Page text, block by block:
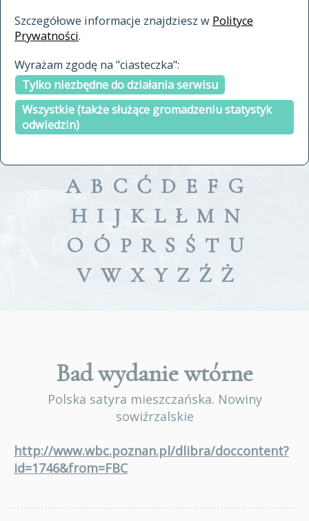
Szczegółowe informacje znajdziesz w Polityce
Prywatności.
Wyrażam zgodę na "ciasteczka":
Tylko niezbędne do działania serwisu
Wszystkie (także służące gromadzeniu statystyk
odwiedzin)
indeksie
a fronte
a tergo
A B C Ć D E F G
H I J K L Ł M N
O Ó P R S Ś T U
V W X Y Z Ź Ż
Badwydanie wtórne
Polska satyra mieszczańska. Nowiny
sowiźrzalskie
http://www.wbc.poznan.pl/dlibra/doccontent?
id=1746&from=FBC